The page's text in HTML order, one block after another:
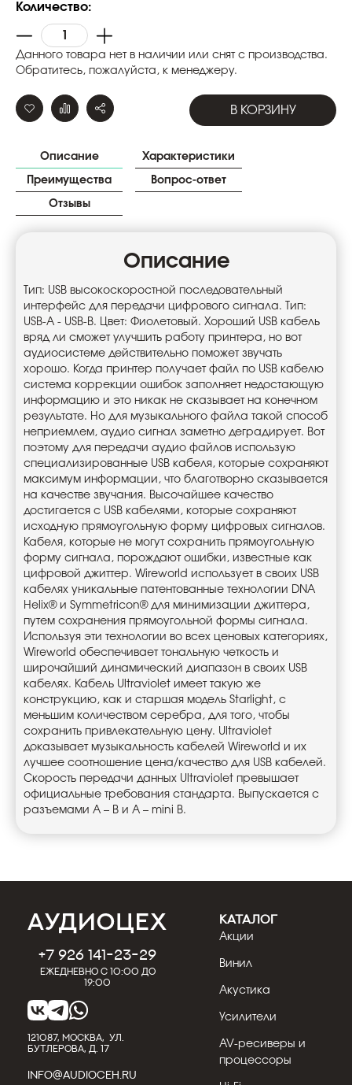
Количество:
Данного товара нет в наличии или снят с производства.
Обратитесь, пожалуйста, к менеджеру.
В КОРЗИНУ
Описание Характеристики
Преимущества Вопрос-ответ
Отзывы
Описание
Тип: USB высокоскоростной последовательный
интерфейс для передачи цифрового сигнала. Тип:
USB-A - USB-B. Цвет: Фиолетовый. Хороший USB кабель
вряд ли сможет улучшить работу принтера, но вот
аудиосистеме действительно поможет звучать
хорошо. Когда принтер получает файл по USB кабелю
система коррекции ошибок заполняет недостающую
информацию и это никак не сказывает на конечном
результате. Но для музыкального файла такой способ
неприемлем, аудио сигнал заметно деградирует. Вот
поэтому для передачи аудио файлов использую
специализированные USB кабеля, которые сохраняют
максимум информации, что благотворно сказывается
на качестве звучания. Высочайшее качество
достигается с USB кабелями, которые сохраняют
исходную прямоугольную форму цифровых сигналов.
Кабеля, которые не могут сохранить прямоугольную
форму сигнала, порождают ошибки, известные как
цифровой джиттер. Wireworld использует в своих USB
кабелях уникальные патентованные технологии DNA
Helix® и Symmetricon® для минимизации джиттера,
путем сохранения прямоугольной формы сигнала.
Используя эти технологии во всех ценовых категориях,
Wireworld обеспечивает тональную четкость и
широчайший динамический диапазон в своих USB
кабелях. Кабель Ultraviolet имеет такую же
конструкцию, как и старшая модель Starlight, с
меньшим количеством серебра, для того, чтобы
сохранить привлекательную цену. Ultraviolet
доказывает музыкальность кабелей Wireworld и их
лучшее соотношение цена/качество для USB кабелей.
Скорость передачи данных Ultraviolet превышает
официальные требования стандарта. Выпускается с
разъемами А – В и А – mini В.
+7 926 141-23-29
Ежедневно с 10:00 до
19:00
121087, МОСКВА, УЛ.
БУТЛЕРОВА, Д. 17
INFO@AUDIOCEH.RU
КАТАЛОГ
Акции
Винил
Акустика
Усилители
AV-ресиверы и
процессоры